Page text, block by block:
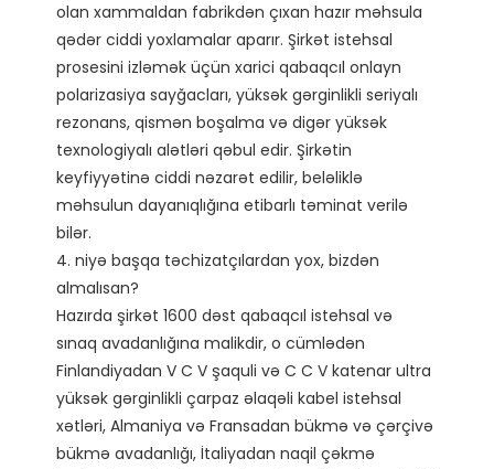
olan xammaldan fabrikdən çıxan hazır məhsula
qədər ciddi yoxlamalar aparır. Şirkət istehsal
prosesini izləmək üçün xarici qabaqcıl onlayn
polarizasiya sayğacları, yüksək gərginlikli seriyalı
rezonans, qismən boşalma və digər yüksək
texnologiyalı alətləri qəbul edir. Şirkətin
keyfiyyətinə ciddi nəzarət edilir, beləliklə
məhsulun dayanıqlığına etibarlı təminat verilə
bilər.
4. niyə başqa təchizatçılardan yox, bizdən
almalısan?
Hazırda şirkət 1600 dəst qabaqcıl istehsal və
sınaq avadanlığına malikdir, o cümlədən
Finlandiyadan V C V şaquli və C C V katenar ultra
yüksək gərginlikli çarpaz əlaqəli kabel istehsal
xətləri, Almaniya və Fransadan bükmə və çərçivə
bükmə avadanlığı, İtaliyadan naqil çəkmə